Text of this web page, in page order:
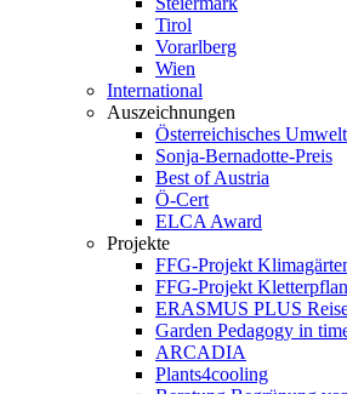
Tirol
Vorarlberg
Wien
International
Auszeichnungen
Österreichisches
Sonja-Bernadotte-Preis
Best of Austria
Ö-Cert
ELCA Award
Projekte
FFG-Projekt
FFG-Projekt
ERASMUS PLUS
Garden Pedagogy in
ARCADIA
Plants4cooling